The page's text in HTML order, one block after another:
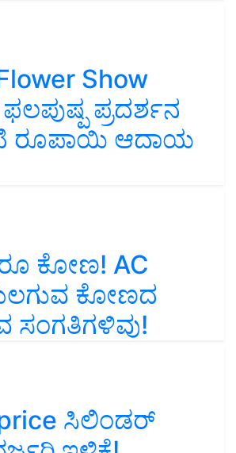
Show
ಪ್ರದರ್ಶನ
ರೂಪಾಯಿ ಆದಾಯ
ಕೋಣ! AC
ಕೋಣದ
ಸಂಗತಿಗಳಿವು!
ಸಿಲಿಂಡರ್‌